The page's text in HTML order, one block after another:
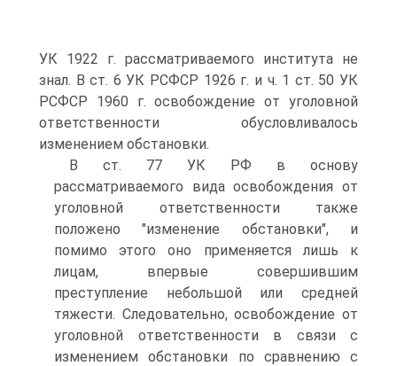
УК 1922 г. рассматриваемого института не
знал. В ст. 6 УК РСФСР 1926 г. и ч. 1 ст. 50 УК
РСФСР 1960 г. освобождение от уголовной
ответственности обусловливалось
изменением обстановки.
В ст. 77 УК РФ в основу
рассматриваемого вида освобождения от
уголовной ответственности также
положено "изменение обстановки", и
помимо этого оно применяется лишь к
лицам, впервые совершившим
преступление небольшой или средней
тяжести. Следовательно, освобождение от
уголовной ответственности в связи с
изменением обстановки по сравнению с